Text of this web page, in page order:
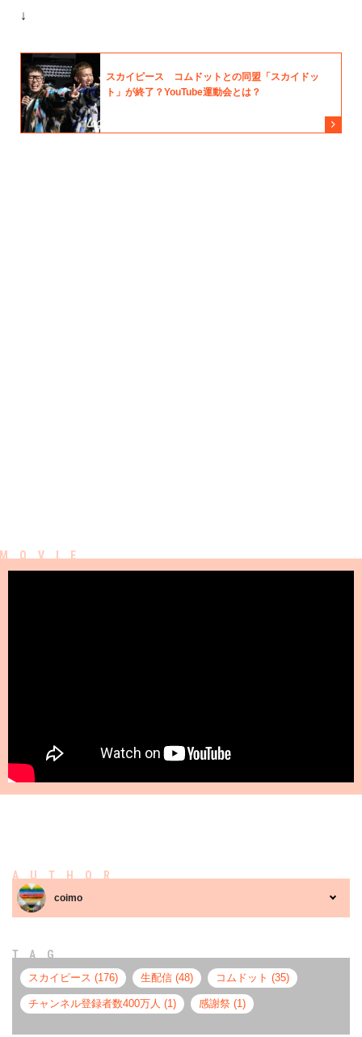
↓
AUTHOR
coimo
TAG
スカイピース (176) 生配信 (48) コムドット (35)
チャンネル登録者数400万人 (1) 感謝祭 (1)